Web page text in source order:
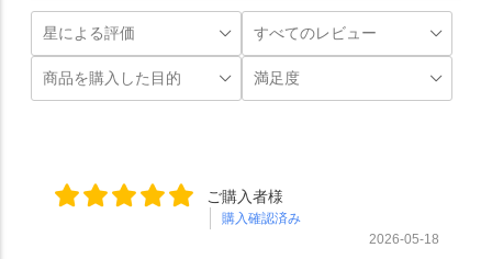
ご購入者様
購入確認済み
2026-05-18